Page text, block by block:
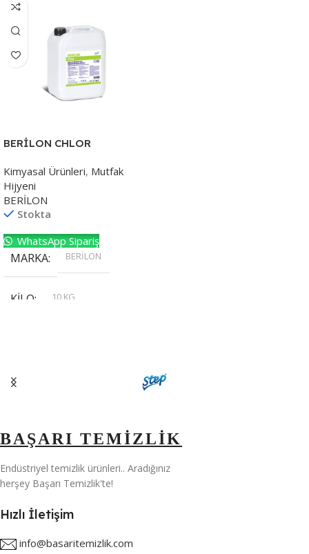
BERİLON CHLOR
Kimyasal Ürünleri, Mutfak
Hijyeni
BERİLON
Stokta
WhatsApp Sipariş
MARKA BERİLON
KILO
10 KG
BAŞARI TEMİZLİK
Endüstriyel temizlik ürünleri.. Aradığınız
herşey Başarı Temizlik'te!
Hızlı İletişim
info@basaritemizlik.com